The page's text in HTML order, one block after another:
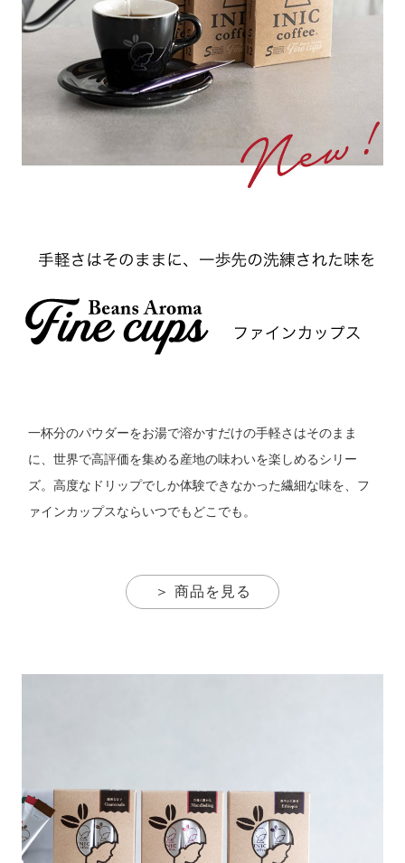
一杯分のパウダーをお湯で溶かすだけの手軽さはそのまま
に、世界で高評価を集める産地の味わいを楽しめるシリー
ズ。高度なドリップでしか体験できなかった繊細な味を、フ
ァインカップスならいつでもどこでも。
＞ 商品を見る